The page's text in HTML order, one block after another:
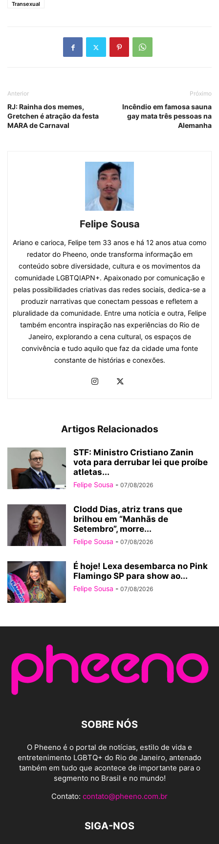
Transexual
Anterior
RJ: Rainha dos memes,
Gretchen é atração da festa
MARA de Carnaval
Próximo
Incêndio em famosa sauna
gay mata três pessoas na
Alemanha
Felipe Sousa
Ariano e carioca, Felipe tem 33 anos e há 12 anos atua como
redator do Pheeno, onde transforma informação em
conteúdo sobre diversidade, cultura e os movimentos da
comunidade LGBTQIAPN+. Apaixonado por comunicação e
pelas possibilidades criativas das redes sociais, dedica-se a
produzir narrativas que conectam pessoas e refletem a
pluralidade da comunidade. Entre uma notícia e outra, Felipe
também encontra inspiração nas experiências do Rio de
Janeiro, explorando a cena cultural, os espaços de
convivência e tudo aquilo que faz da cidade uma fonte
constante de histórias e conexões.
Artigos Relacionados
STF: Ministro Cristiano Zanin
vota para derrubar lei que proíbe
atletas...
Felipe Sousa - 07/08/2026
Clodd Dias, atriz trans que
brilhou em “Manhãs de
Setembro”, morre...
Felipe Sousa - 07/08/2026
É hoje! Lexa desembarca no Pink
Flamingo SP para show ao...
Felipe Sousa - 07/08/2026
SOBRE NÓS
O Pheeno é o portal de notícias, estilo de vida e
entretenimento LGBTQ+ do Rio de Janeiro, antenado
também em tudo que acontece de importante para o
segmento no Brasil e no mundo!
Contato: contato@pheeno.com.br
SIGA-NOS